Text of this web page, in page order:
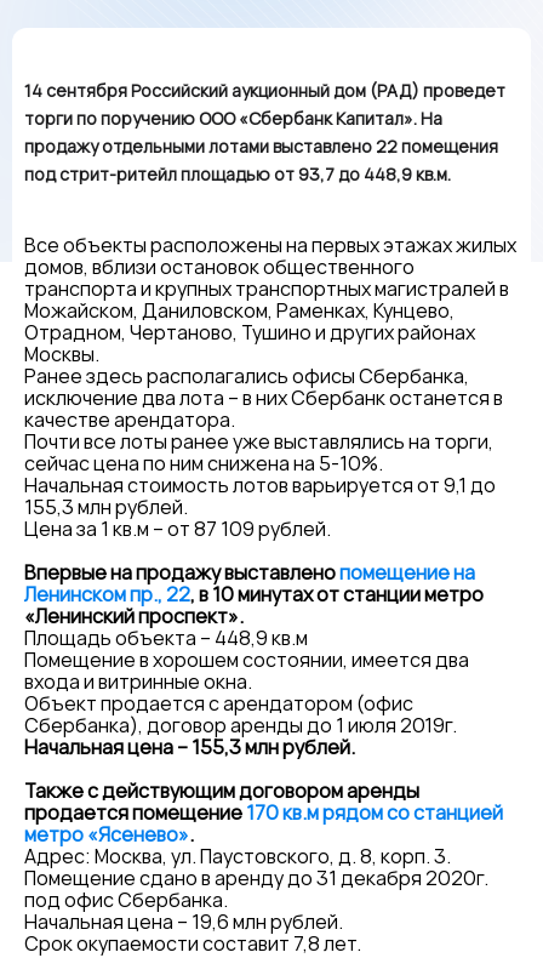
14 сентября Российский аукционный дом (РАД) проведет
торги по поручению ООО «Сбербанк Капитал». На
продажу отдельными лотами выставлено 22 помещения
под стрит-ритейл площадью от 93,7 до 448,9 кв.м.
Все объекты расположены на первых этажах жилых
домов, вблизи остановок общественного
транспорта и крупных транспортных магистралей в
Можайском, Даниловском, Раменках, Кунцево,
Отрадном, Чертаново, Тушино и других районах
Москвы.
Ранее здесь располагались офисы Сбербанка,
исключение два лота – в них Сбербанк останется в
качестве арендатора.
Почти все лоты ранее уже выставлялись на торги,
сейчас цена по ним снижена на 5-10%.
Начальная стоимость лотов варьируется от 9,1 до
155,3 млн рублей.
Цена за 1 кв.м – от 87 109 рублей.
Впервые на продажу выставленопомещение на
Ленинском пр., 22, в 10 минутах от станции метро
«Ленинский проспект».
Площадь объекта – 448,9 кв.м
Помещение в хорошем состоянии, имеется два
входа и витринные окна.
Объект продается с арендатором (офис
Сбербанка), договор аренды до 1 июля 2019г.
Начальная цена – 155,3 млн рублей.
Также с действующим договором аренды
продается помещение170 кв.м рядом со станцией
метро «Ясенево».
Адрес: Москва, ул. Паустовского, д. 8, корп. 3.
Помещение сдано в аренду до 31 декабря 2020г.
под офис Сбербанка.
Начальная цена – 19,6 млн рублей.
Срок окупаемости составит 7,8 лет.